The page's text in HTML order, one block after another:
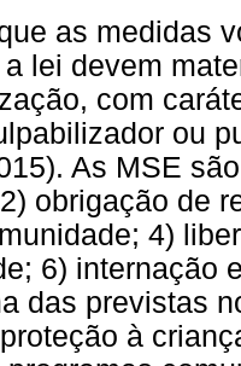
as medidas
lei devem
com
ou
As MSE
obrigação de
4)
6) internação
das previstas
à